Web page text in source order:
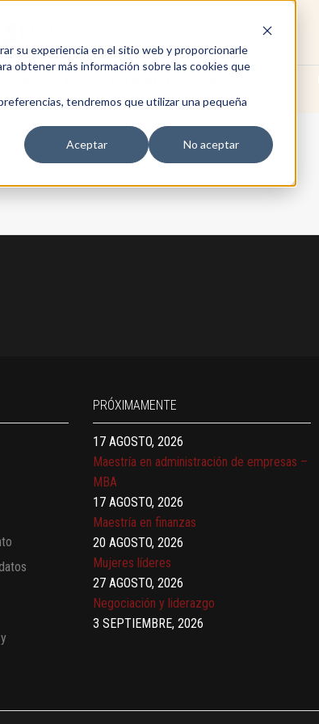
su experiencia en el sitio web y proporcionarle
obtener más información sobre las cookies que
tendremos que utilizar una pequeña
Aceptar
No aceptar
PRÓXIMAMENTE
17 AGOSTO, 2026
Gerencia de empresas familiares
17 AGOSTO, 2026
Maestría en administración de empresas –
MBA
17 AGOSTO, 2026
Maestría en finanzas
20 AGOSTO, 2026
Mujeres líderes
27 AGOSTO, 2026
Negociación y liderazgo
3 SEPTIEMBRE, 2026